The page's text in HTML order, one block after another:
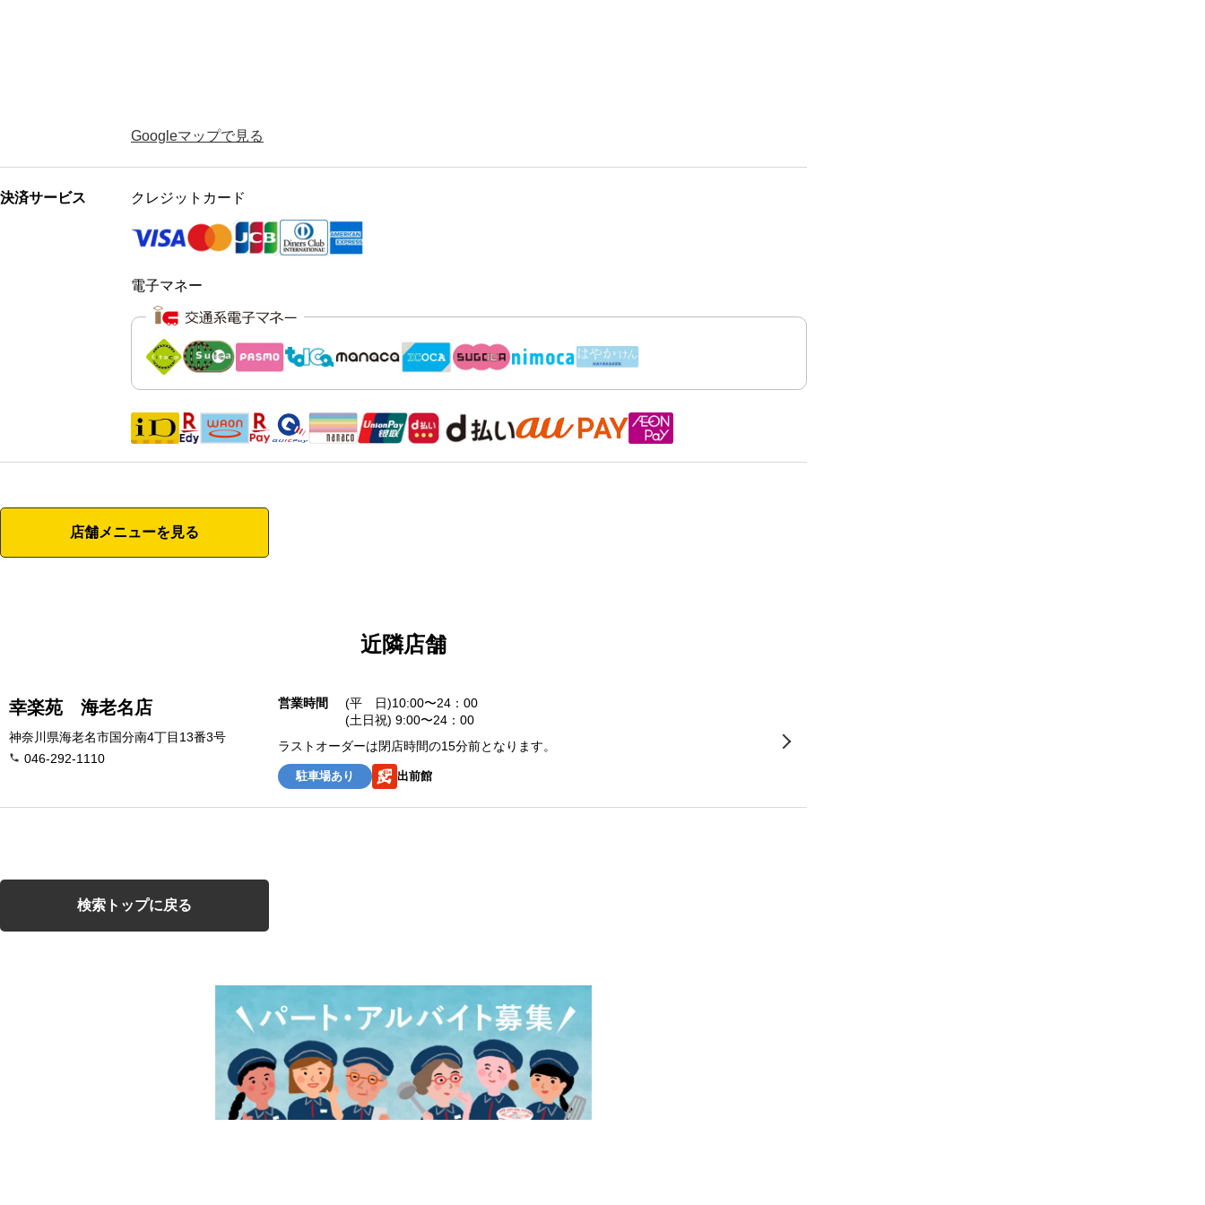
Googleマップで見る
決済サービス クレジットカード
電子マネー
店舗メニューを見る
近隣店舗
幸楽苑 海老名店
神奈川県海老名市国分南4丁目13番3号
046-292-1110
営業時間
(平 日)10:00〜24：00
(土日祝) 9:00〜24：00
ラストオーダーは閉店時間の15分前となります。
駐車場あり 出前館
検索トップに戻る